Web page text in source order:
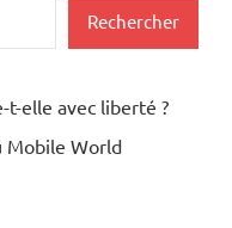
Rechercher
t-elle avec liberté ?
Mobile World